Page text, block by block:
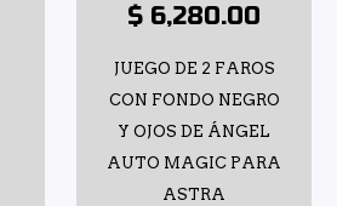
$ 6,280.00
JUEGO DE 2 FAROS
CON FONDO NEGRO
Y OJOS DE ÁNGEL
AUTO MAGIC PARA
ASTRA